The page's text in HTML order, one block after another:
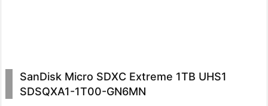
SanDisk Micro SDXC Extreme 1TB UHS1
SDSQXA1-1T00-GN6MN